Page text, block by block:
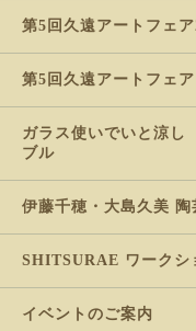
第5回久遠アートフェア
第5回久遠アートフェ
ガラス使いでいと涼
ブル
伊藤千穂・大島久美 陶
SHITSURAE ワークシ
イベントのご案内